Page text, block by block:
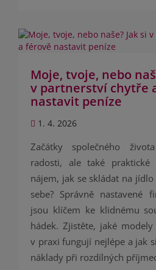
Moje, tvoje, nebo
v partnerství chytře
nastavit peníze
1. 4. 2026
Začátky společného
radosti, ale také praktické
nájem, jak se skládat na
sebe? Správně nastavené
jsou klíčem ke klidnému
hádek. Zjistěte, jaké
v praxi fungují nejlépe a jak
náklady při rozdílných